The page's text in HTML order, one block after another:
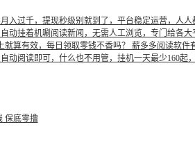
入过千，提现秒级别就到了，平台稳定运营，人人
动挂着机唰阅读新闻，无需人工浏览，专门给各大
就算有效，每日领取零钱不香吗？ 薪多多阅读软件
动阅读即可，什么也不用管，挂机一天最少160起
保底零撸